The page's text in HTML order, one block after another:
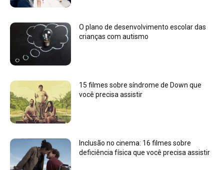
O plano de desenvolvimento escolar das
crianças com autismo
15 filmes sobre síndrome de Down que
você precisa assistir
Inclusão no cinema: 16 filmes sobre
deficiência física que você precisa assistir